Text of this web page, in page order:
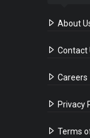
About
Contact
Careers
Privacy
Terms